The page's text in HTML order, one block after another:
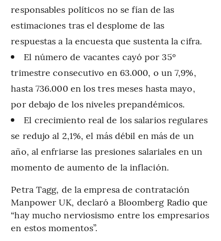
responsables políticos no se fían de las
estimaciones tras el desplome de las
respuestas a la encuesta que sustenta la cifra.
El número de vacantes cayó por 35º
trimestre consecutivo en 63.000, o un 7,9%,
hasta 736.000 en los tres meses hasta mayo,
por debajo de los niveles prepandémicos.
El crecimiento real de los salarios regulares
se redujo al 2,1%, el más débil en más de un
año, al enfriarse las presiones salariales en un
momento de aumento de la inflación.
Petra Tagg, de la empresa de contratación
Manpower UK, declaró a Bloomberg Radio que
“hay mucho nerviosismo entre los empresarios
en estos momentos”.